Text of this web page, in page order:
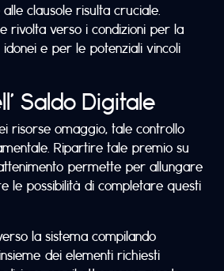
clausole risulta cruciale.
rivolta verso i condizioni per la
e per le potenziali vincoli
Saldo Digitale
risorse omaggio, tale controllo
Ripartire tale premio su
permette per allungare
le possibilità di completare questi
la sistema compilando
dei elementi richiesti